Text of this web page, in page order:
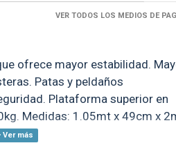
ofrece mayor estabilidad.
Patas y peldaños
Plataforma superior en
Medidas: 1.05mt x 49cm x
VER TODOS LOS MEDIOS DE